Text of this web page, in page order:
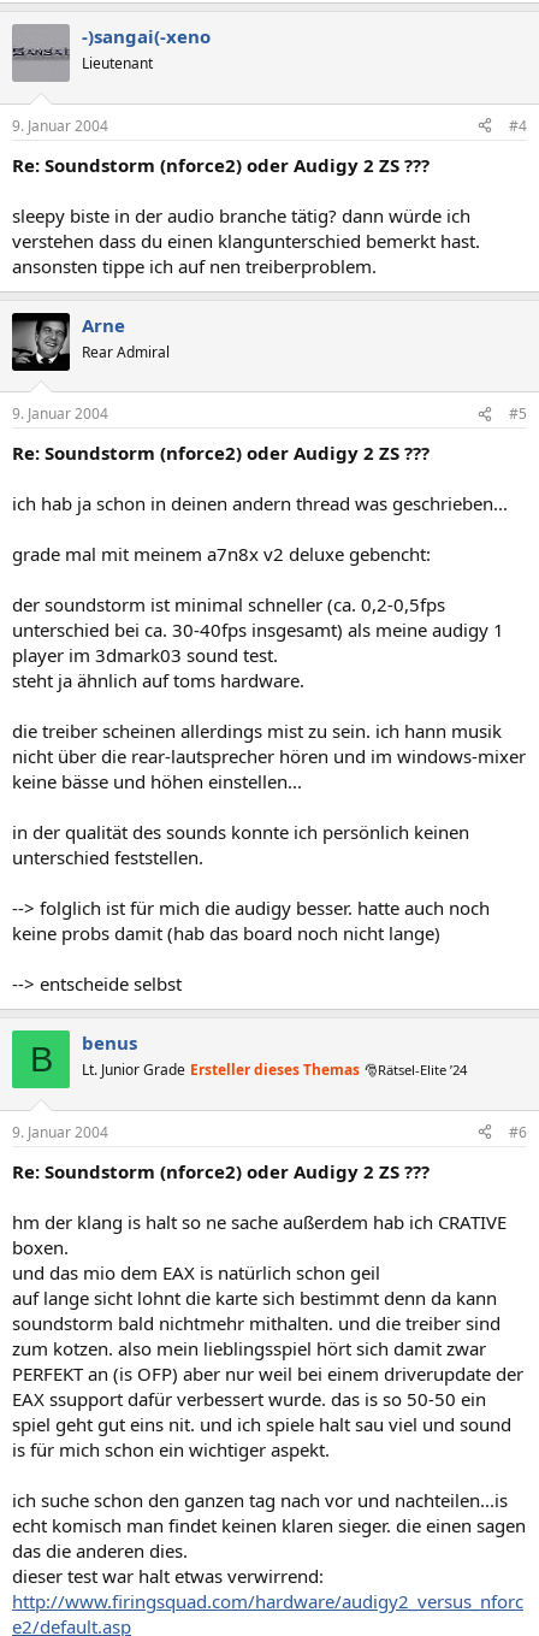
-)sangai(-xeno
Lieutenant
9. Januar 2004 #4
Re: Soundstorm (nforce2) oder Audigy 2 ZS ???
sleepy biste in der audio branche tätig? dann würde ich
verstehen dass du einen klangunterschied bemerkt hast.
ansonsten tippe ich auf nen treiberproblem.
Arne
Rear Admiral
9. Januar 2004 #5
Re: Soundstorm (nforce2) oder Audigy 2 ZS ???
ich hab ja schon in deinen andern thread was geschrieben...
grade mal mit meinem a7n8x v2 deluxe gebencht:
der soundstorm ist minimal schneller (ca. 0,2-0,5fps
unterschied bei ca. 30-40fps insgesamt) als meine audigy 1
player im 3dmark03 sound test.
steht ja ähnlich auf toms hardware.
die treiber scheinen allerdings mist zu sein. ich hann musik
nicht über die rear-lautsprecher hören und im windows-mixer
keine bässe und höhen einstellen...
in der qualität des sounds konnte ich persönlich keinen
unterschied feststellen.
--> folglich ist für mich die audigy besser. hatte auch noch
keine probs damit (hab das board noch nicht lange)
--> entscheide selbst
B benus
Lt. Junior Grade Ersteller dieses Themas 🎅Rätsel-Elite ’24
9. Januar 2004 #6
Re: Soundstorm (nforce2) oder Audigy 2 ZS ???
hm der klang is halt so ne sache außerdem hab ich CRATIVE
boxen.
und das mio dem EAX is natürlich schon geil
auf lange sicht lohnt die karte sich bestimmt denn da kann
soundstorm bald nichtmehr mithalten. und die treiber sind
zum kotzen. also mein lieblingsspiel hört sich damit zwar
PERFEKT an (is OFP) aber nur weil bei einem driverupdate der
EAX ssupport dafür verbessert wurde. das is so 50-50 ein
spiel geht gut eins nit. und ich spiele halt sau viel und sound
is für mich schon ein wichtiger aspekt.
ich suche schon den ganzen tag nach vor und nachteilen...is
echt komisch man findet keinen klaren sieger. die einen sagen
das die anderen dies.
dieser test war halt etwas verwirrend:
http://www.firingsquad.com/hardware/audigy2_versus_nforc
e2/default.asp